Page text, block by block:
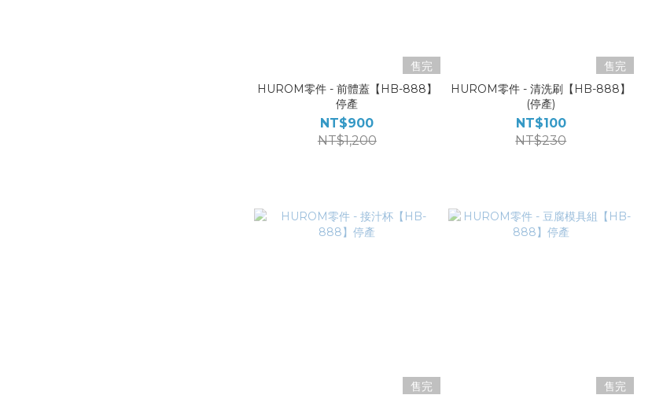
售完
HUROM零件 - 前體蓋【HB-888】
停產
NT$900
NT$1,200
售完
HUROM零件 - 清洗刷【HB-888】
(停產)
NT$100
NT$230
售完
售完